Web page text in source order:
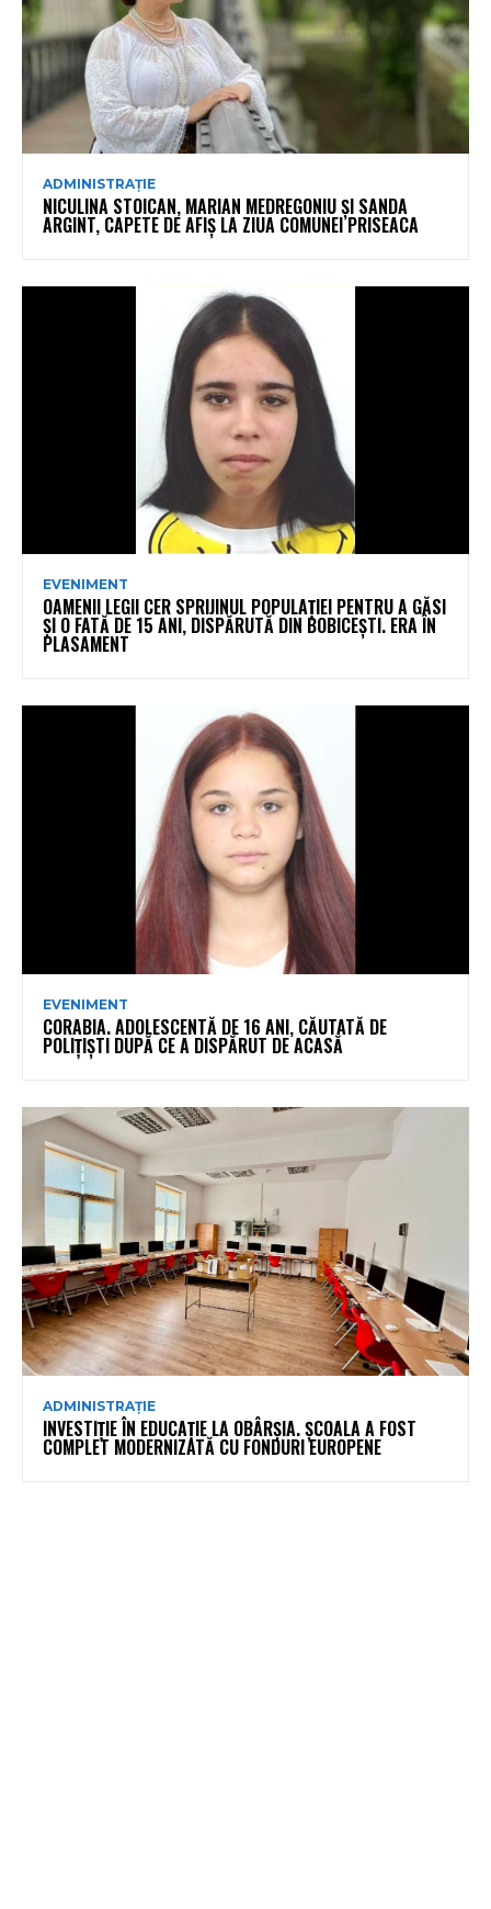
ADMINISTRAȚIE
NICULINA STOICAN, MARIAN MEDREGONIU ȘI SANDA
ARGINT, CAPETE DE AFIȘ LA ZIUA COMUNEI PRISEACA
EVENIMENT
OAMENII LEGII CER SPRIJINUL POPULAȚIEI PENTRU A GĂSI
ȘI O FATĂ DE 15 ANI, DISPĂRUTĂ DIN BOBICEȘTI. ERA ÎN
PLASAMENT
EVENIMENT
CORABIA. ADOLESCENTĂ DE 16 ANI, CĂUTATĂ DE
POLIȚIȘTI DUPĂ CE A DISPĂRUT DE ACASĂ
ADMINISTRAȚIE
INVESTIȚIE ÎN EDUCAȚIE LA OBÂRȘIA. ȘCOALA A FOST
COMPLET MODERNIZATĂ CU FONDURI EUROPENE